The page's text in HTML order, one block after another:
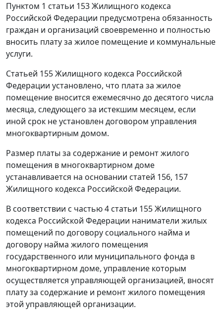
Пунктом 1 статьи 153Жилищного кодекса
Российской Федерации предусмотрена обязанность
граждан и организаций своевременно и полностью
вносить плату за жилое помещение и коммунальные
услуги.
Статьей 155Жилищного кодекса Российской
Федерации установлено, что плата за жилое
помещение вносится ежемесячно до десятого числа
месяца, следующего за истекшим месяцем, если
иной срок не установлен договором управления
многоквартирным домом.
Размер платы за содержание и ремонт жилого
помещения в многоквартирном доме
устанавливается на основании статей 156, 157
Жилищного кодекса Российской Федерации.
В соответствии с частью 4 статьи 155Жилищного
кодекса Российской Федерации наниматели жилых
помещений по договору социального найма и
договору найма жилого помещения
государственного или муниципального фонда в
многоквартирном доме, управление которым
осуществляется управляющей организацией, вносят
плату за содержание и ремонт жилого помещения
этой управляющей организации.